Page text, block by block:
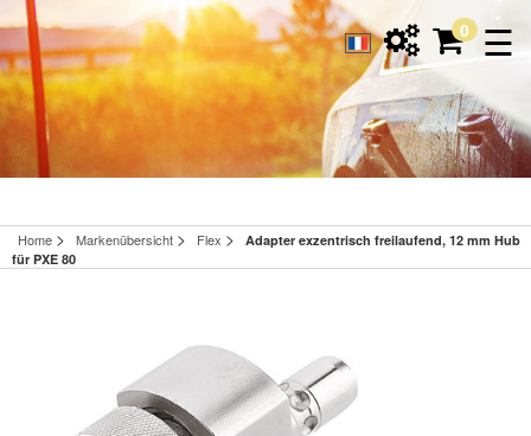
☰
0
Home > Markenübersicht > Flex >
Adapter exzentrisch freilaufend, 12 mm Hub
für PXE 80